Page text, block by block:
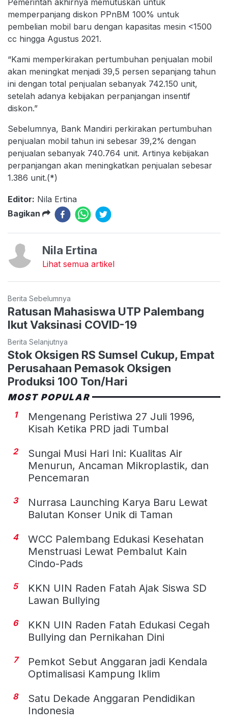
memperpanjang diskon PPnBM 100% untuk
pembelian mobil baru dengan kapasitas mesin <1500
cc hingga Agustus 2021.
“Kami memperkirakan pertumbuhan penjualan mobil
akan meningkat menjadi 39,5 persen sepanjang tahun
ini dengan total penjualan sebanyak 742.150 unit,
setelah adanya kebijakan perpanjangan insentif
diskon.”
Sebelumnya, Bank Mandiri perkirakan pertumbuhan
penjualan mobil tahun ini sebesar 39,2% dengan
penjualan sebanyak 740.764 unit. Artinya kebijakan
perpanjangan akan meningkatkan penjualan sebesar
1.386 unit.(*)
Editor: Nila Ertina
Bagikan
Nila Ertina
Lihat semua artikel
Berita Sebelumnya
Ratusan Mahasiswa UTP Palembang
Ikut Vaksinasi COVID-19
Berita Selanjutnya
Stok Oksigen RS Sumsel Cukup, Empat
Perusahaan Pemasok Oksigen
Produksi 100 Ton/Hari
MOST POPULAR
1
Mengenang Peristiwa 27 Juli 1996,
Kisah Ketika PRD jadi Tumbal
2
Sungai Musi Hari Ini: Kualitas Air
Menurun, Ancaman Mikroplastik, dan
Pencemaran
3
Nurrasa Launching Karya Baru Lewat
Balutan Konser Unik di Taman
4
WCC Palembang Edukasi Kesehatan
Menstruasi Lewat Pembalut Kain
Cindo-Pads
5
KKN UIN Raden Fatah Ajak Siswa SD
Lawan Bullying
6
KKN UIN Raden Fatah Edukasi Cegah
Bullying dan Pernikahan Dini
7
Pemkot Sebut Anggaran jadi Kendala
Optimalisasi Kampung Iklim
8
Satu Dekade Anggaran Pendidikan
Indonesia